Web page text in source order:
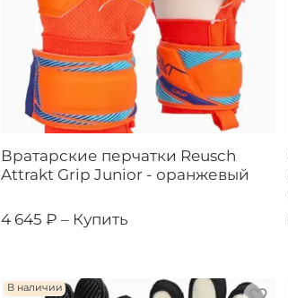
Вратарские перчатки Reusch
Attrakt Grip Junior - оранжевый
4 645 ₽ – Купить
В наличии